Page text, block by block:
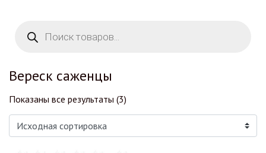
Вереск саженцы
Показаны все результаты (3)